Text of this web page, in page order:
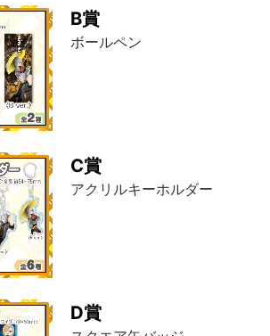
B賞
ボールペン
C賞
アクリルキーホルダー
D賞